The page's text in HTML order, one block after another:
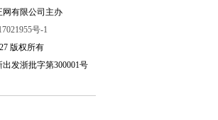
网有限公司主办
号-1
版权所有
发浙批字第300001号